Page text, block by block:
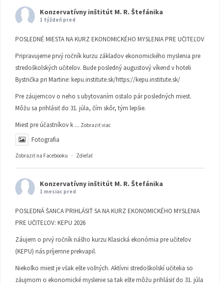
Konzervatívny inštitút M. R. Štefánika
1 týždeň pred
POSLEDNÉ MIESTA NA KURZ EKONOMICKÉHO MYSLENIA PRE UČITEĽOV
Pripravujeme prvý ročník kurzu základov ekonomického myslenia pre
stredoškolských učiteľov. Bude posledný augustový víkend v hoteli
Bystrička pri Martine: kepu.institute.sk/https://kepu.institute.sk/
Pre záujemcov o neho s ubytovaním ostalo pár posledných miest.
Môžu sa prihlásiť do 31. júla, čím skôr, tým lepšie.
Miest pre účastníkov k ... Zobraziť viac
Fotografia
Zobraziť na Facebooku · Zdieľať
Konzervatívny inštitút M. R. Štefánika
1 mesiac pred
POSLEDNÁ ŠANCA PRIHLÁSIŤ SA NA KURZ EKONOMICKÉHO MYSLENIA
PRE UČITEĽOV: KEPU 2026
Záujem o prvý ročník nášho kurzu Klasická ekonómia pre učiteľov
(KEPU) nás príjemne prekvapil.
Niekoľko miest je však ešte voľných. Aktívni stredoškolskí učitelia so
záujmom o ekonomické myslenie sa tak ešte môžu prihlásiť do 31. júla